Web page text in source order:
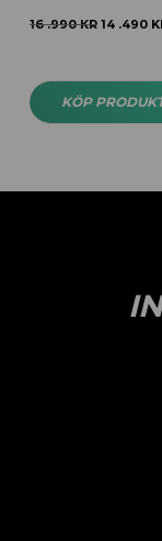
16 .990KR 14 .490
KÖP